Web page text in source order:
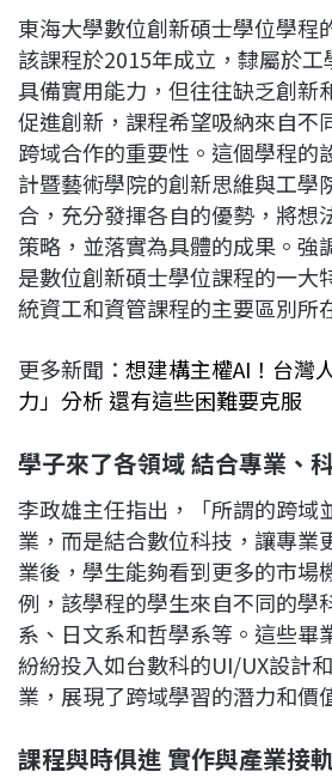
東海大學數位創新碩士學位學程
該課程於2015年成立，隸屬於
具備實用能力，但往往缺乏創新
促進創新，課程希望吸納來自不
跨域合作的重要性。這個學程的
計暨藝術學院的創新思維與工學
合，充分發揮各自的優勢，將想
策略，並落實為具體的成果。強
是數位創新碩士學位課程的一大
統資工和資管課程的主要區別所
更多新聞： 想建構主權AI！台灣
力」分析 還有這些困難要克服
學子來了各領域 結合專業、
李政雄主任指出，「所謂的跨域
業，而是結合數位科技，讓專業
業後，學生能夠看到更多的市場
例，該學程的學生來自不同的學
系、日文系和哲學系等。這些畢
紛紛投入如台數科的UI/UX設計
業，展現了跨域學習的潛力和價
課程與時俱進 實作與產業接